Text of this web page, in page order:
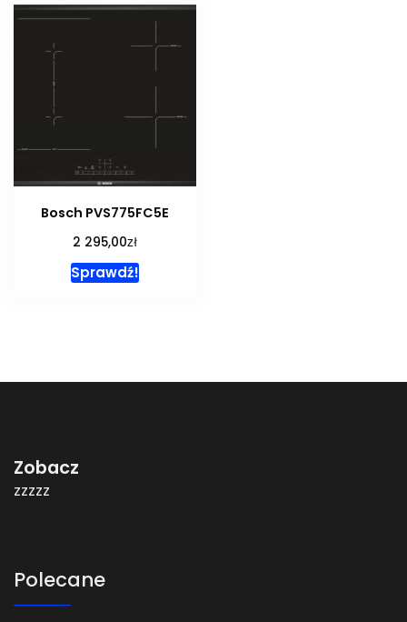
Bosch PVS775FC5E
2 295,00zł
Sprawdź!
Zobacz
zzzzz
Polecane